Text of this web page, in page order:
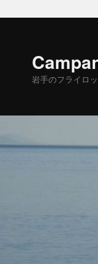
岩手のフライロ